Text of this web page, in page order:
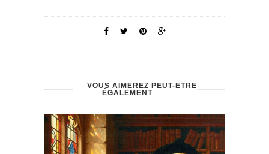
VOUS AIMEREZ PEUT-ÊTRE
ÉGALEMENT